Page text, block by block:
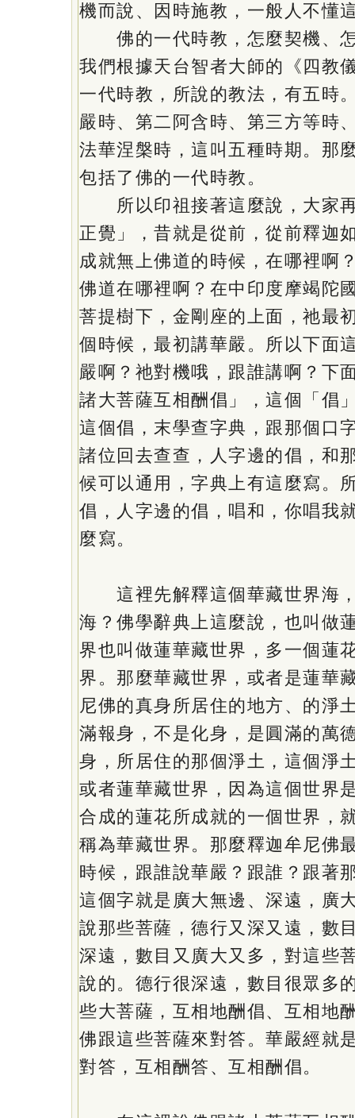
機而說、因時施教，一般人不懂
佛的一代時教，怎麼契機、
我們根據天台智者大師的《四教
一代時教，所說的教法，有五時
嚴時、第二阿含時、第三方等時
法華涅槃時，這叫五種時期。那
包括了佛的一代時教。
所以印祖接著這麼說，大家
正覺」，昔就是從前，從前釋迦
成就無上佛道的時候，在哪裡啊
佛道在哪裡啊？在中印度摩竭陀
菩提樹下，金剛座的上面，祂最
個時候，最初講華嚴。所以下面
嚴啊？祂對機哦，跟誰講啊？下
諸大菩薩互相酬倡」，這個「倡
這個倡，末學查字典，跟那個口
諸位回去查查，人字邊的倡，和
候可以通用，字典上有這麼寫。
倡，人字邊的倡，唱和，你唱我
麼寫。
這裡先解釋這個華藏世界海
海？佛學辭典上這麼說，也叫做
界也叫做蓮華藏世界，多一個蓮
界。那麼華藏世界，或者是蓮華
尼佛的真身所居住的地方、的淨
滿報身，不是化身，是圓滿的萬
身，所居住的那個淨土，這個淨
或者蓮華藏世界，因為這個世界
合成的蓮花所成就的一個世界，
稱為華藏世界。那麼釋迦牟尼佛
時候，跟誰說華嚴？跟誰？跟著
這個字就是廣大無邊、深遠，廣
說那些菩薩，德行又深又遠，數
深遠，數目又廣大又多，對這些
說的。德行很深遠，數目很眾多
些大菩薩，互相地酬倡、互相地
佛跟這些菩薩來對答。華嚴經就
對答，互相酬答、互相酬倡。